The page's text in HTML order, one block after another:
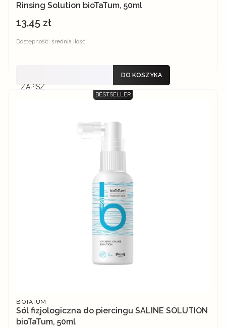
Rinsing Solution bioTaTum, 50ml
Cena
13,45 zł
Dostępność: średnia ilość
ZAPISZ
DO KOSZYKA
BESTSELLER
Sól fizjologiczna do piercingu SALINE SOLUTION
bioTaTum, 50ml
PRODUCENT
BIOTATUM